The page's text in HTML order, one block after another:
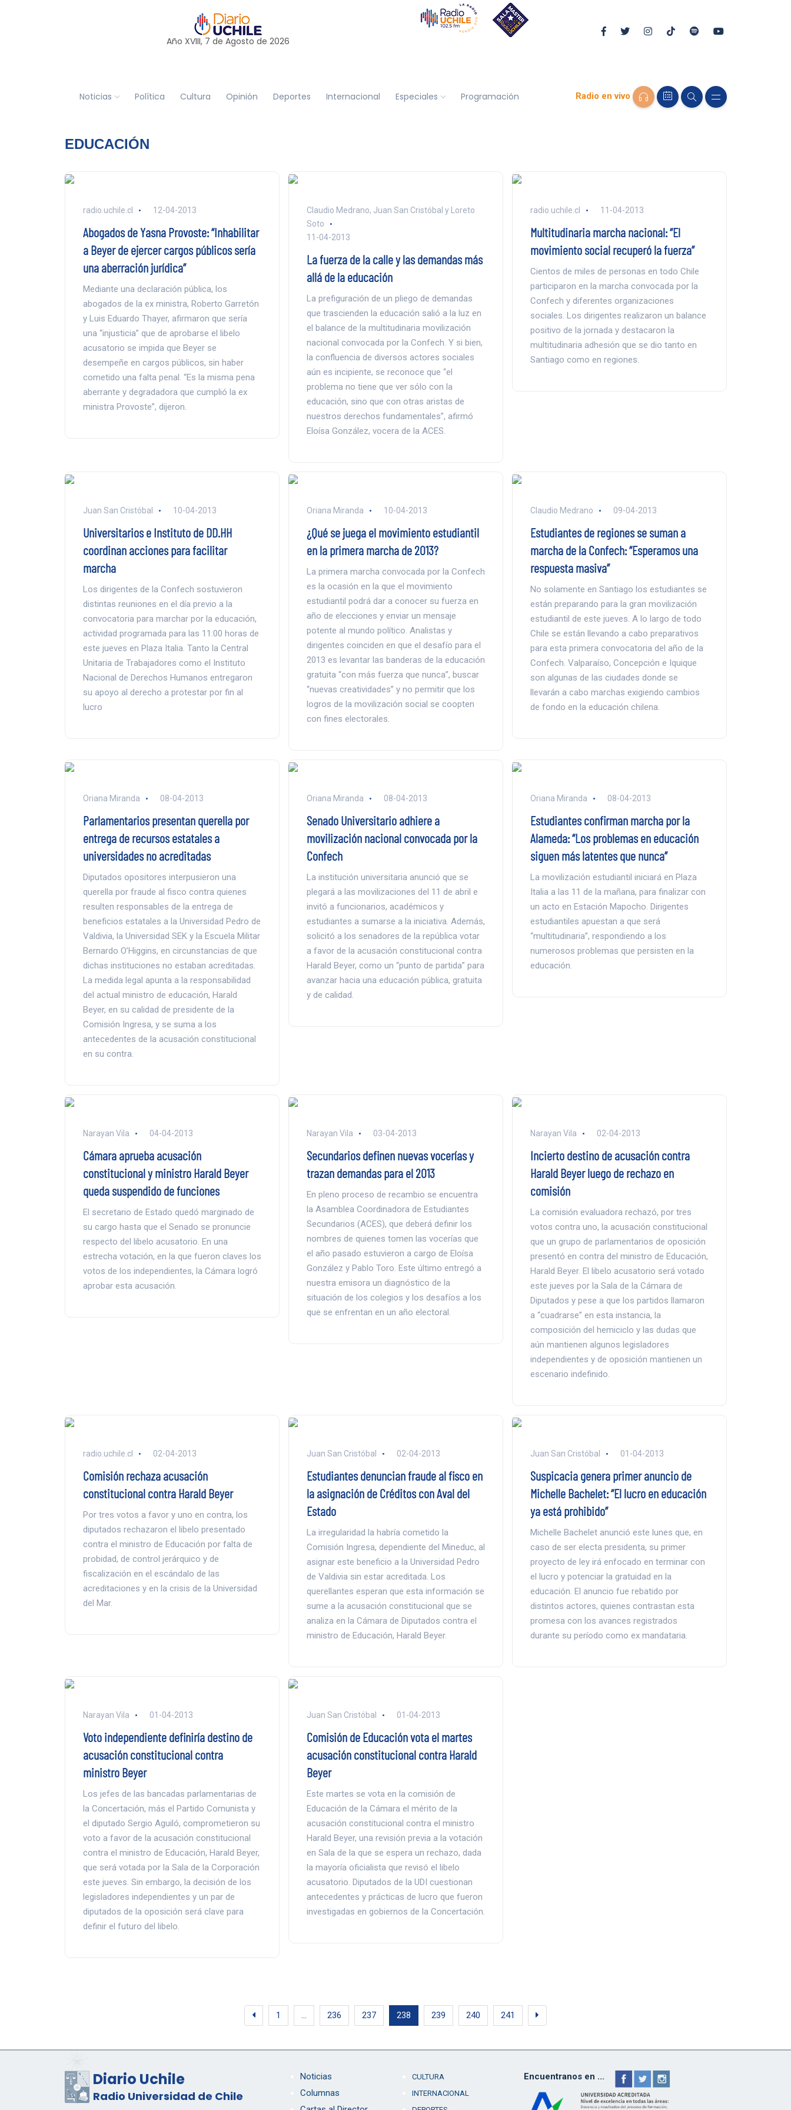
Año XVIII, 7 de Agosto de 2026
Noticias Política Cultura Opinión Deportes Internacional Especiales Programación Radio en vivo
EDUCACIÓN
radio.uchile.cl 12-04-2013
Abogados de Yasna Provoste: “Inhabilitar
a Beyer de ejercer cargos públicos sería
una aberración jurídica”
Mediante una declaración pública, los
abogados de la ex ministra, Roberto Garretón
y Luis Eduardo Thayer, afirmaron que sería
una “injusticia” que de aprobarse el libelo
acusatorio se impida que Beyer se
desempeñe en cargos públicos, sin haber
cometido una falta penal. “Es la misma pena
aberrante y degradadora que cumplió la ex
ministra Provoste”, dijeron.
Claudio Medrano, Juan San Cristóbal y Loreto
Soto
11-04-2013
La fuerza de la calle y las demandas más
allá de la educación
La prefiguración de un pliego de demandas
que trascienden la educación salió a la luz en
el balance de la multitudinaria movilización
nacional convocada por la Confech. Y si bien,
la confluencia de diversos actores sociales
aún es incipiente, se reconoce que “el
problema no tiene que ver sólo con la
educación, sino que con otras aristas de
nuestros derechos fundamentales”, afirmó
Eloísa González, vocera de la ACES.
radio.uchile.cl 11-04-2013
Multitudinaria marcha nacional: “El
movimiento social recuperó la fuerza”
Cientos de miles de personas en todo Chile
participaron en la marcha convocada por la
Confech y diferentes organizaciones
sociales. Los dirigentes realizaron un balance
positivo de la jornada y destacaron la
multitudinaria adhesión que se dio tanto en
Santiago como en regiones.
Juan San Cristóbal 10-04-2013
Universitarios e Instituto de DD.HH
coordinan acciones para facilitar
marcha
Los dirigentes de la Confech sostuvieron
distintas reuniones en el día previo a la
convocatoria para marchar por la educación,
actividad programada para las 11:00 horas de
este jueves en Plaza Italia. Tanto la Central
Unitaria de Trabajadores como el Instituto
Nacional de Derechos Humanos entregaron
su apoyo al derecho a protestar por fin al
lucro
Oriana Miranda 10-04-2013
¿Qué se juega el movimiento estudiantil
en la primera marcha de 2013?
La primera marcha convocada por la Confech
es la ocasión en la que el movimiento
estudiantil podrá dar a conocer su fuerza en
año de elecciones y enviar un mensaje
potente al mundo político. Analistas y
dirigentes coinciden en que el desafío para el
2013 es levantar las banderas de la educación
gratuita “con más fuerza que nunca”, buscar
“nuevas creatividades” y no permitir que los
logros de la movilización social se coopten
con fines electorales.
Claudio Medrano 09-04-2013
Estudiantes de regiones se suman a
marcha de la Confech: “Esperamos una
respuesta masiva”
No solamente en Santiago los estudiantes se
están preparando para la gran movilización
estudiantil de este jueves. A lo largo de todo
Chile se están llevando a cabo preparativos
para esta primera convocatoria del año de la
Confech. Valparaíso, Concepción e Iquique
son algunas de las ciudades donde se
llevarán a cabo marchas exigiendo cambios
de fondo en la educación chilena.
Oriana Miranda 08-04-2013
Parlamentarios presentan querella por
entrega de recursos estatales a
universidades no acreditadas
Diputados opositores interpusieron una
querella por fraude al fisco contra quienes
resulten responsables de la entrega de
beneficios estatales a la Universidad Pedro de
Valdivia, la Universidad SEK y la Escuela Militar
Bernardo O’Higgins, en circunstancias de que
dichas instituciones no estaban acreditadas.
La medida legal apunta a la responsabilidad
del actual ministro de educación, Harald
Beyer, en su calidad de presidente de la
Comisión Ingresa, y se suma a los
antecedentes de la acusación constitucional
en su contra.
Oriana Miranda 08-04-2013
Senado Universitario adhiere a
movilización nacional convocada por la
Confech
La institución universitaria anunció que se
plegará a las movilizaciones del 11 de abril e
invitó a funcionarios, académicos y
estudiantes a sumarse a la iniciativa. Además,
solicitó a los senadores de la república votar
a favor de la acusación constitucional contra
Harald Beyer, como un “punto de partida” para
avanzar hacia una educación pública, gratuita
y de calidad.
Oriana Miranda 08-04-2013
Estudiantes confirman marcha por la
Alameda: “Los problemas en educación
siguen más latentes que nunca”
La movilización estudiantil iniciará en Plaza
Italia a las 11 de la mañana, para finalizar con
un acto en Estación Mapocho. Dirigentes
estudiantiles apuestan a que será
“multitudinaria”, respondiendo a los
numerosos problemas que persisten en la
educación.
Narayan Vila 04-04-2013
Cámara aprueba acusación
constitucional y ministro Harald Beyer
queda suspendido de funciones
El secretario de Estado quedó marginado de
su cargo hasta que el Senado se pronuncie
respecto del libelo acusatorio. En una
estrecha votación, en la que fueron claves los
votos de los independientes, la Cámara logró
aprobar esta acusación.
Narayan Vila 03-04-2013
Secundarios definen nuevas vocerías y
trazan demandas para el 2013
En pleno proceso de recambio se encuentra
la Asamblea Coordinadora de Estudiantes
Secundarios (ACES), que deberá definir los
nombres de quienes tomen las vocerías que
el año pasado estuvieron a cargo de Eloísa
González y Pablo Toro. Este último entregó a
nuestra emisora un diagnóstico de la
situación de los colegios y los desafíos a los
que se enfrentan en un año electoral.
Narayan Vila 02-04-2013
Incierto destino de acusación contra
Harald Beyer luego de rechazo en
comisión
La comisión evaluadora rechazó, por tres
votos contra uno, la acusación constitucional
que un grupo de parlamentarios de oposición
presentó en contra del ministro de Educación,
Harald Beyer. El libelo acusatorio será votado
este jueves por la Sala de la Cámara de
Diputados y pese a que los partidos llamaron
a “cuadrarse” en esta instancia, la
composición del hemiciclo y las dudas que
aún mantienen algunos legisladores
independientes y de oposición mantienen un
escenario indefinido.
radio.uchile.cl 02-04-2013
Comisión rechaza acusación
constitucional contra Harald Beyer
Por tres votos a favor y uno en contra, los
diputados rechazaron el libelo presentado
contra el ministro de Educación por falta de
probidad, de control jerárquico y de
fiscalización en el escándalo de las
acreditaciones y en la crisis de la Universidad
del Mar.
Juan San Cristóbal 02-04-2013
Estudiantes denuncian fraude al fisco en
la asignación de Créditos con Aval del
Estado
La irregularidad la habría cometido la
Comisión Ingresa, dependiente del Mineduc, al
asignar este beneficio a la Universidad Pedro
de Valdivia sin estar acreditada. Los
querellantes esperan que esta información se
sume a la acusación constitucional que se
analiza en la Cámara de Diputados contra el
ministro de Educación, Harald Beyer.
Juan San Cristóbal 01-04-2013
Suspicacia genera primer anuncio de
Michelle Bachelet: “El lucro en educación
ya está prohibido”
Michelle Bachelet anunció este lunes que, en
caso de ser electa presidenta, su primer
proyecto de ley irá enfocado en terminar con
el lucro y potenciar la gratuidad en la
educación. El anuncio fue rebatido por
distintos actores, quienes contrastan esta
promesa con los avances registrados
durante su período como ex mandataria.
Narayan Vila 01-04-2013
Voto independiente definiría destino de
acusación constitucional contra
ministro Beyer
Los jefes de las bancadas parlamentarias de
la Concertación, más el Partido Comunista y
el diputado Sergio Aguiló, comprometieron su
voto a favor de la acusación constitucional
contra el ministro de Educación, Harald Beyer,
que será votada por la Sala de la Corporación
este jueves. Sin embargo, la decisión de los
legisladores independientes y un par de
diputados de la oposición será clave para
definir el futuro del libelo.
Juan San Cristóbal 01-04-2013
Comisión de Educación vota el martes
acusación constitucional contra Harald
Beyer
Este martes se vota en la comisión de
Educación de la Cámara el mérito de la
acusación constitucional contra el ministro
Harald Beyer, una revisión previa a la votación
en Sala de la que se espera un rechazo, dada
la mayoría oficialista que revisó el libelo
acusatorio. Diputados de la UDI cuestionan
antecedentes y prácticas de lucro que fueron
investigadas en gobiernos de la Concertación.
1 … 236 237 238 239 240 241
Diario Uchile
Radio Universidad de Chile
Noticias
Columnas
CULTURA
INTERNACIONAL
Encuentranos en ...